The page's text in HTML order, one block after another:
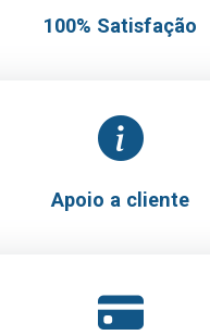
100% Satisfação
Apoio a cliente